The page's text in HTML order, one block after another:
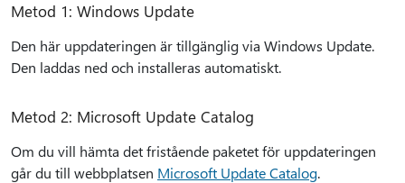
Metod 1: Windows Update
Den här uppdateringen är tillgänglig via Windows Update.
Den laddas ned och installeras automatiskt.
Metod 2: Microsoft Update Catalog
Om du vill hämta det fristående paketet för uppdateringen
går du till webbplatsen Microsoft Update Catalog.